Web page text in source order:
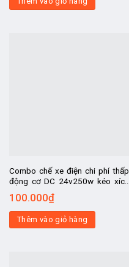
Combo chế xe điện chi phí thấp,
động cơ DC 24v250w kéo xích,
chế xe ô tô điện trẻ em, chế xe
scooter điện
100.000₫
Thêm vào giỏ hàng